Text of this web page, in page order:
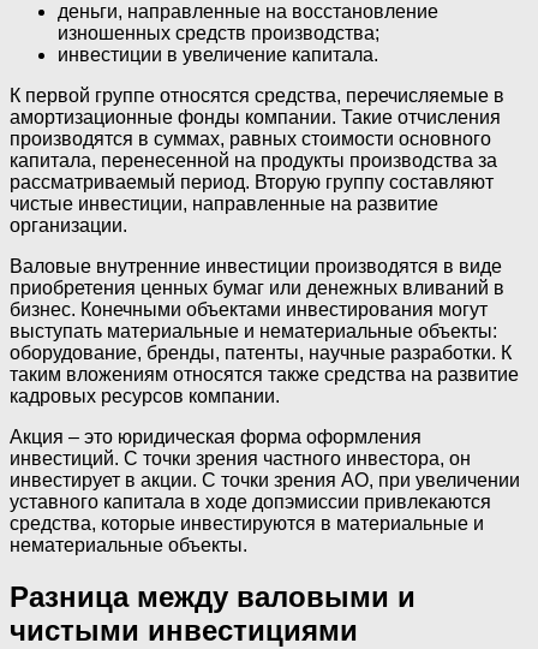
деньги, направленные на восстановление
изношенных средств производства;
инвестиции в увеличение капитала.
К первой группе относятся средства, перечисляемые в
амортизационные фонды компании. Такие отчисления
производятся в суммах, равных стоимости основного
капитала, перенесенной на продукты производства за
рассматриваемый период. Вторую группу составляют
чистые инвестиции, направленные на развитие
организации.
Валовые внутренние инвестиции производятся в виде
приобретения ценных бумаг или денежных вливаний в
бизнес. Конечными объектами инвестирования могут
выступать материальные и нематериальные объекты:
оборудование, бренды, патенты, научные разработки. К
таким вложениям относятся также средства на развитие
кадровых ресурсов компании.
Акция – это юридическая форма оформления
инвестиций. С точки зрения частного инвестора, он
инвестирует в акции. С точки зрения АО, при увеличении
уставного капитала в ходе допэмиссии привлекаются
средства, которые инвестируются в материальные и
нематериальные объекты.
Разница между валовыми и
чистыми инвестициями